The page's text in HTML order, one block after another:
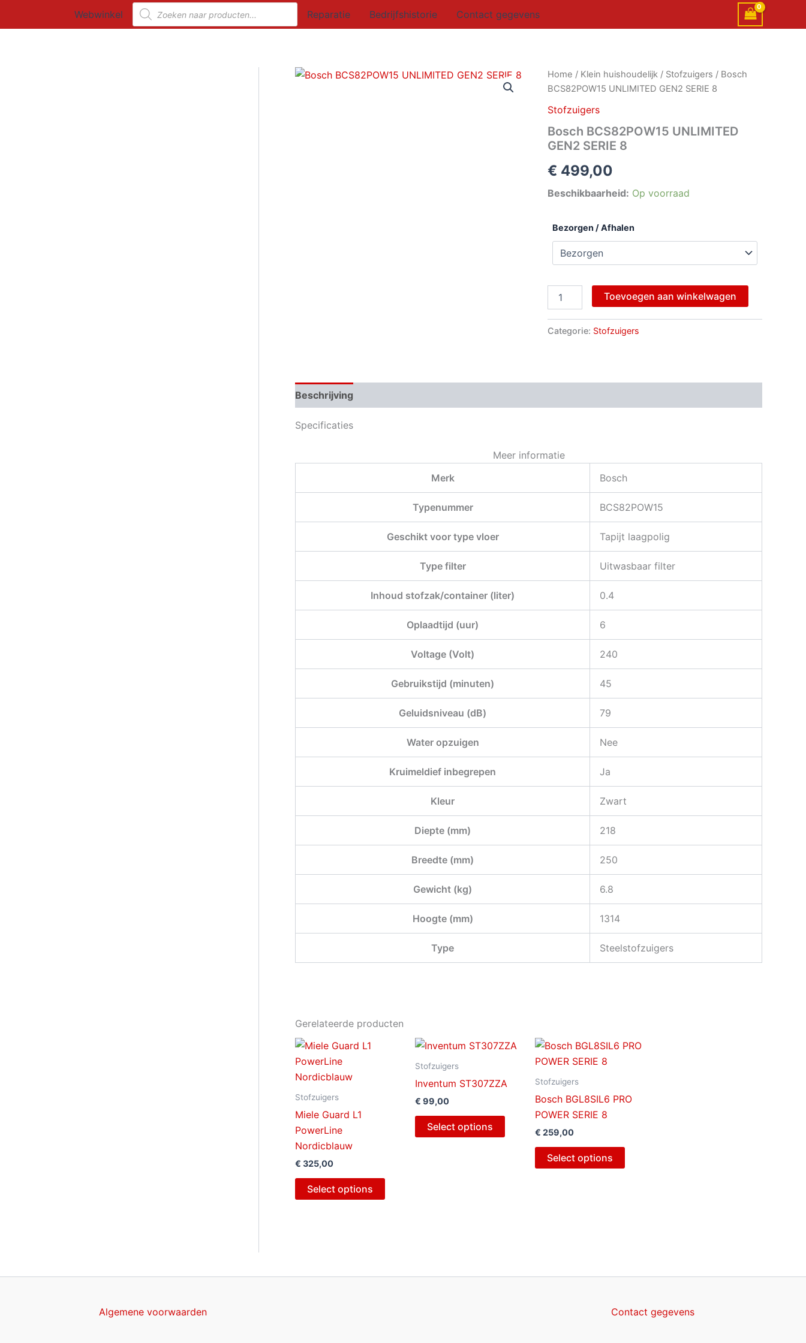
Webwinkel
Producten
zoeken
Reparatie Bedrijfshistorie Contact gegevens
Home / Klein huishoudelijk/ Stofzuigers / Bosch
BCS82POW15 UNLIMITED GEN2 SERIE 8
Stofzuigers
Bosch BCS82POW15 UNLIMITED
GEN2 SERIE 8
€ 499,00
Beschikbaarheid: Op voorraad
Bezorgen / Afhalen
Bosch
BCS82POW15
GEN2
8
aantal
Toevoegen aan winkelwagen
Categorie: Stofzuigers
Beschrijving
Specificaties
Meer informatie
Merk
Bosch
Typenummer BCS82POW15
Geschikt voor type vloer Tapijt laagpolig
Type filter Uitwasbaar filter
Inhoud stofzak/container (liter) 0.4
Oplaadtijd (uur) 6
Voltage (Volt) 240
Gebruikstijd (minuten) 45
Geluidsniveau (dB) 79
Water opzuigen Nee
Kruimeldief inbegrepen Ja
Kleur Zwart
Diepte (mm) 218
Breedte (mm) 250
Gewicht (kg) 6.8
Hoogte (mm) 1314
Type Steelstofzuigers
Gerelateerde producten
Stofzuigers
Miele Guard L1
PowerLine
Nordicblauw
€ 325,00
Select options
Stofzuigers
Inventum ST307ZZA
€ 99,00
Select options
Stofzuigers
Bosch BGL8SIL6 PRO
POWER SERIE 8
€ 259,00
Select options
Algemene voorwaarden Contact gegevens